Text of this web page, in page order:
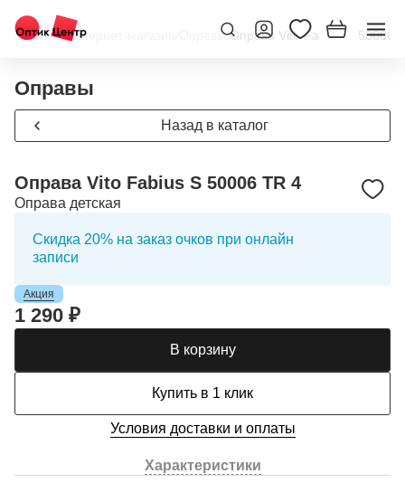
Главная/Интернет-магазин Оправы/Оправа Vito Fabius S 50006
Оправы
Назад в каталог
Оправа Vito Fabius S 50006 TR 4
Оправа детская
Скидка 20% на заказ очков при онлайн
записи
Акция
1 290 ₽
В корзину
Купить в 1 клик
Условия доставки и оплаты
Характеристики